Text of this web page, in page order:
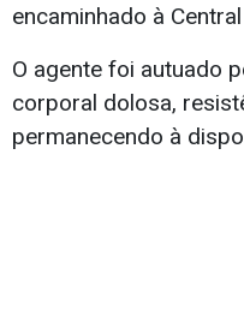
encaminhado à
O agente foi autuado
corporal dolosa,
permanecendo à